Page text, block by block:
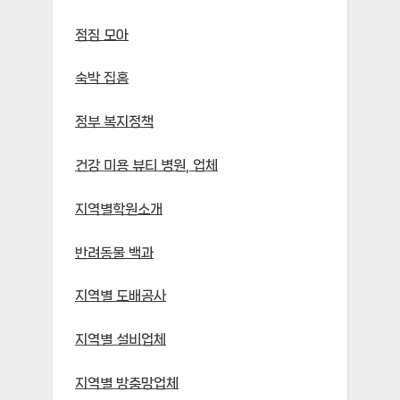
점짐 모아
숙박 집홈
정부 복지정책
건강 미용 뷰티 병원, 업체
지역별학원소개
반려동물 백과
지역별 도배공사
지역별 설비업체
지역별 방충망업체